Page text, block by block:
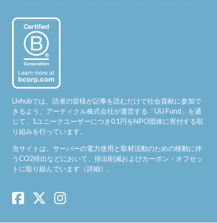
Livhubでは、読者の皆様が記事を読むだけで社会貢献に参加で
きるよう、アーティクル株式会社が運営する「UU Fund 」を通
じて、1ユニークユーザーにつき0.1円をNPO団体に寄付する取
り組みを行っています。
当サイトは、サーバーの電力使用と取材活動のための移動に伴
うCO2排出などにおいて、排出削減およびカーボン・オフセッ
トに取り組んでいます（詳細）。